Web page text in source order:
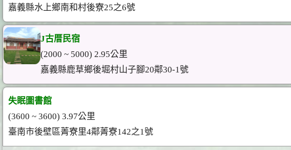
嘉義縣水上鄉南和村後寮25之6號
J古厝民宿
(2000 ~ 5000) 2.95公里
嘉義縣鹿草鄉後堀村山子腳20鄰30-1號
失眠圖書館
(3600 ~ 3600) 3.97公里
臺南市後壁區菁寮里4鄰菁寮142之1號